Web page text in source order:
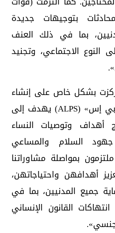
بتوجيهات جديدة
بما في ذلك العنف
النوع الاجتماعي، وتجنيد
ركزت بشكل خاص على إنشاء
مسار ضمن منصة «أيه إل بي إس» (ALPS) يهدف إلى
وتوصيات النساء
السلام والمساعي
بمواصلة مشاوراتنا
أهدافهن واحتياجاتهن،
جميع المدنيين، بما في
القانون الإنساني